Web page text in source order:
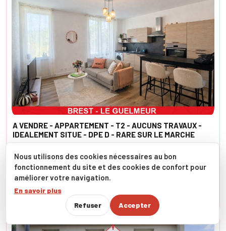
A VENDRE - APPARTEMENT - T2 - AUCUNS TRAVAUX -
IDEALEMENT SITUE - DPE D - RARE SUR LE MARCHE
Brest
Nous utilisons des cookies nécessaires au bon
fonctionnement du site et des cookies de confort pour
améliorer votre navigation.
En savoir plus
Refuser
Accepter